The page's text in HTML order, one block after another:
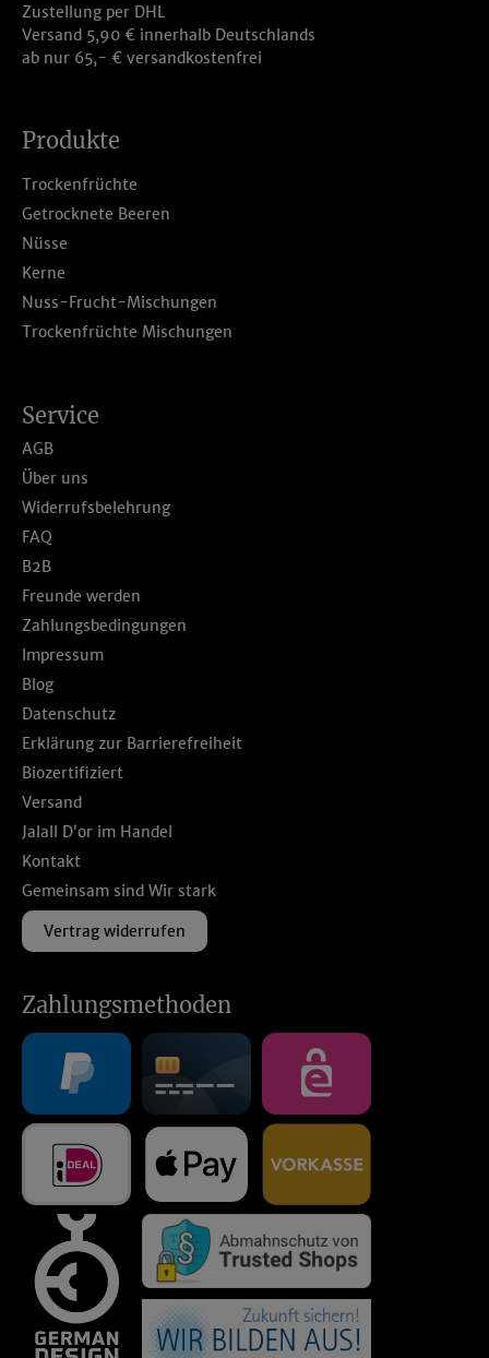
Service
AGB
Über uns
Widerrufsbelehrung
FAQ
B2B
Freunde werden
Zahlungsbedingungen
Impressum
Blog
Datenschutz
Erklärung zur Barrierefreiheit
Biozertifiziert
Versand
Jalall D’or im Handel
Kontakt
Gemeinsam sind Wir stark
Vertrag widerrufen
Zustellung per DHL
Versand 5,90 € innerhalb Deutschlands
ab nur 65,- € versandkostenfrei
Produkte
Trockenfrüchte
Getrocknete Beeren
Nüsse
Kerne
Nuss-Frucht-Mischungen
Trockenfrüchte Mischungen
Zahlungsmethoden